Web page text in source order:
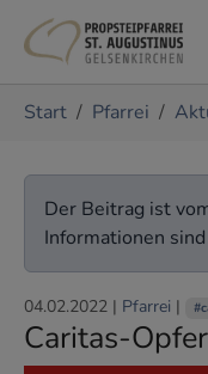
Start Pfarrei
Der Beitrag ist
Informationen
04.02.2022 | Pfarrei |
Caritas-